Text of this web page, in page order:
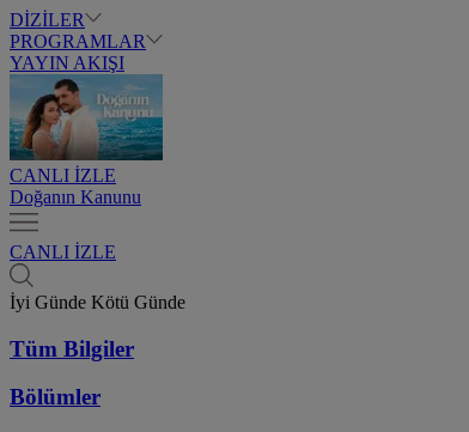
DİZİLER
PROGRAMLAR
YAYIN AKIŞI
CANLI İZLE
Doğanın Kanunu
CANLI İZLE
İyi Günde Kötü Günde
Tüm Bilgiler
Bölümler